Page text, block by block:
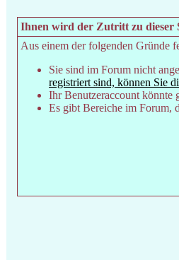
Ihnen wird der Zutritt zu dieser
Aus einem der folgenden Gründe
Sie sind im Forum nicht
registriert sind, können Sie
Ihr Benutzeraccount könnte
Es gibt Bereiche im Forum,